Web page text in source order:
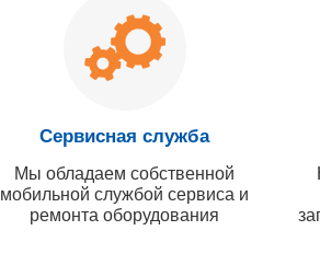
Сервисная служба
Мы обладаем собственной
мобильной службой сервиса и
ремонта оборудования